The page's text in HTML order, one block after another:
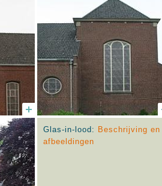
Glas-in-lood: Beschrijving en
afbeeldingen